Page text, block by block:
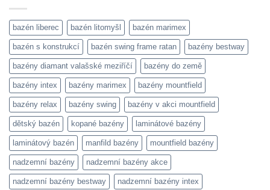
bazén liberec bazén litomyšl bazén marimex
bazén s konstrukcí bazén swing frame ratan bazény bestway
bazény diamant valašské meziříčí bazény do země
bazény intex bazény marimex bazény mountfield
bazény relax bazény swing bazény v akci mountfield
dětský bazén kopané bazény laminátové bazény
laminátový bazén manfild bazény mountfield bazény
nadzemní bazény nadzemní bazény akce
nadzemní bazény bestway nadzemní bazény intex